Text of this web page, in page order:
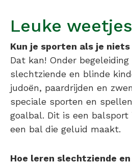
Leuke weetjes
Kun je sporten als je
Dat kan! Onder begeleiding
slechtziende en blinde
judoën, paardrijden en
speciale sporten en
goalbal. Dit is een
een bal die geluid maakt.
Hoe leren slechtziende